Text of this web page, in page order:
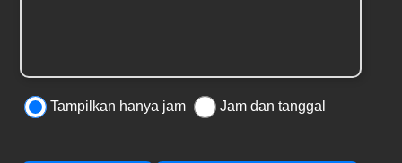
Tampilkan hanya jam Jam dan tanggal